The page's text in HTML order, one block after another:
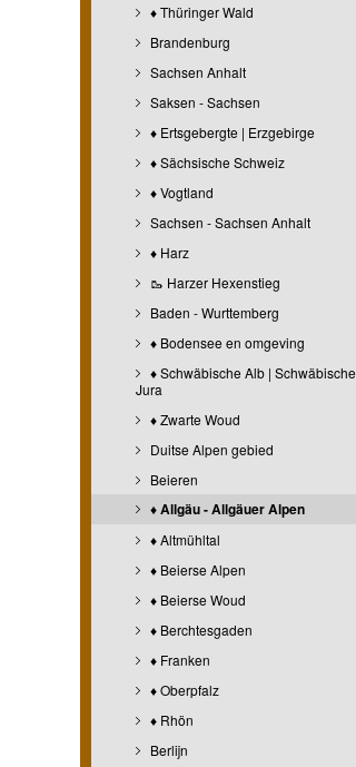
♦ Thüringer Wald
Brandenburg
Sachsen Anhalt
Saksen - Sachsen
♦ Ertsgebergte | Erzgebirge
♦ Sächsische Schweiz
♦ Vogtland
Sachsen - Sachsen Anhalt
♦ Harz
🥾 Harzer Hexenstieg
Baden - Wurttemberg
♦ Bodensee en omgeving
♦ Schwäbische Alb | Schwäbische
Jura
♦ Zwarte Woud
Duitse Alpen gebied
Beieren
♦ Allgäu - Allgäuer Alpen
♦ Altmühltal
♦ Beierse Alpen
♦ Beierse Woud
♦ Berchtesgaden
♦ Franken
♦ Oberpfalz
♦ Rhön
Berlijn